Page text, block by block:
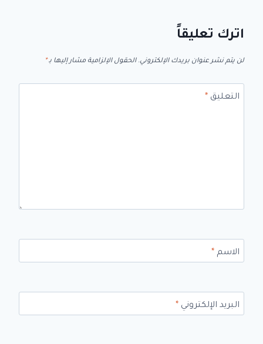
اترك تعليقاً
لن يتم نشر عنوان بريدك الإلكتروني. الحقول الإلزامية مشار إليها بـ*
التعليق *
الاسم *
البريد الإلكتروني *